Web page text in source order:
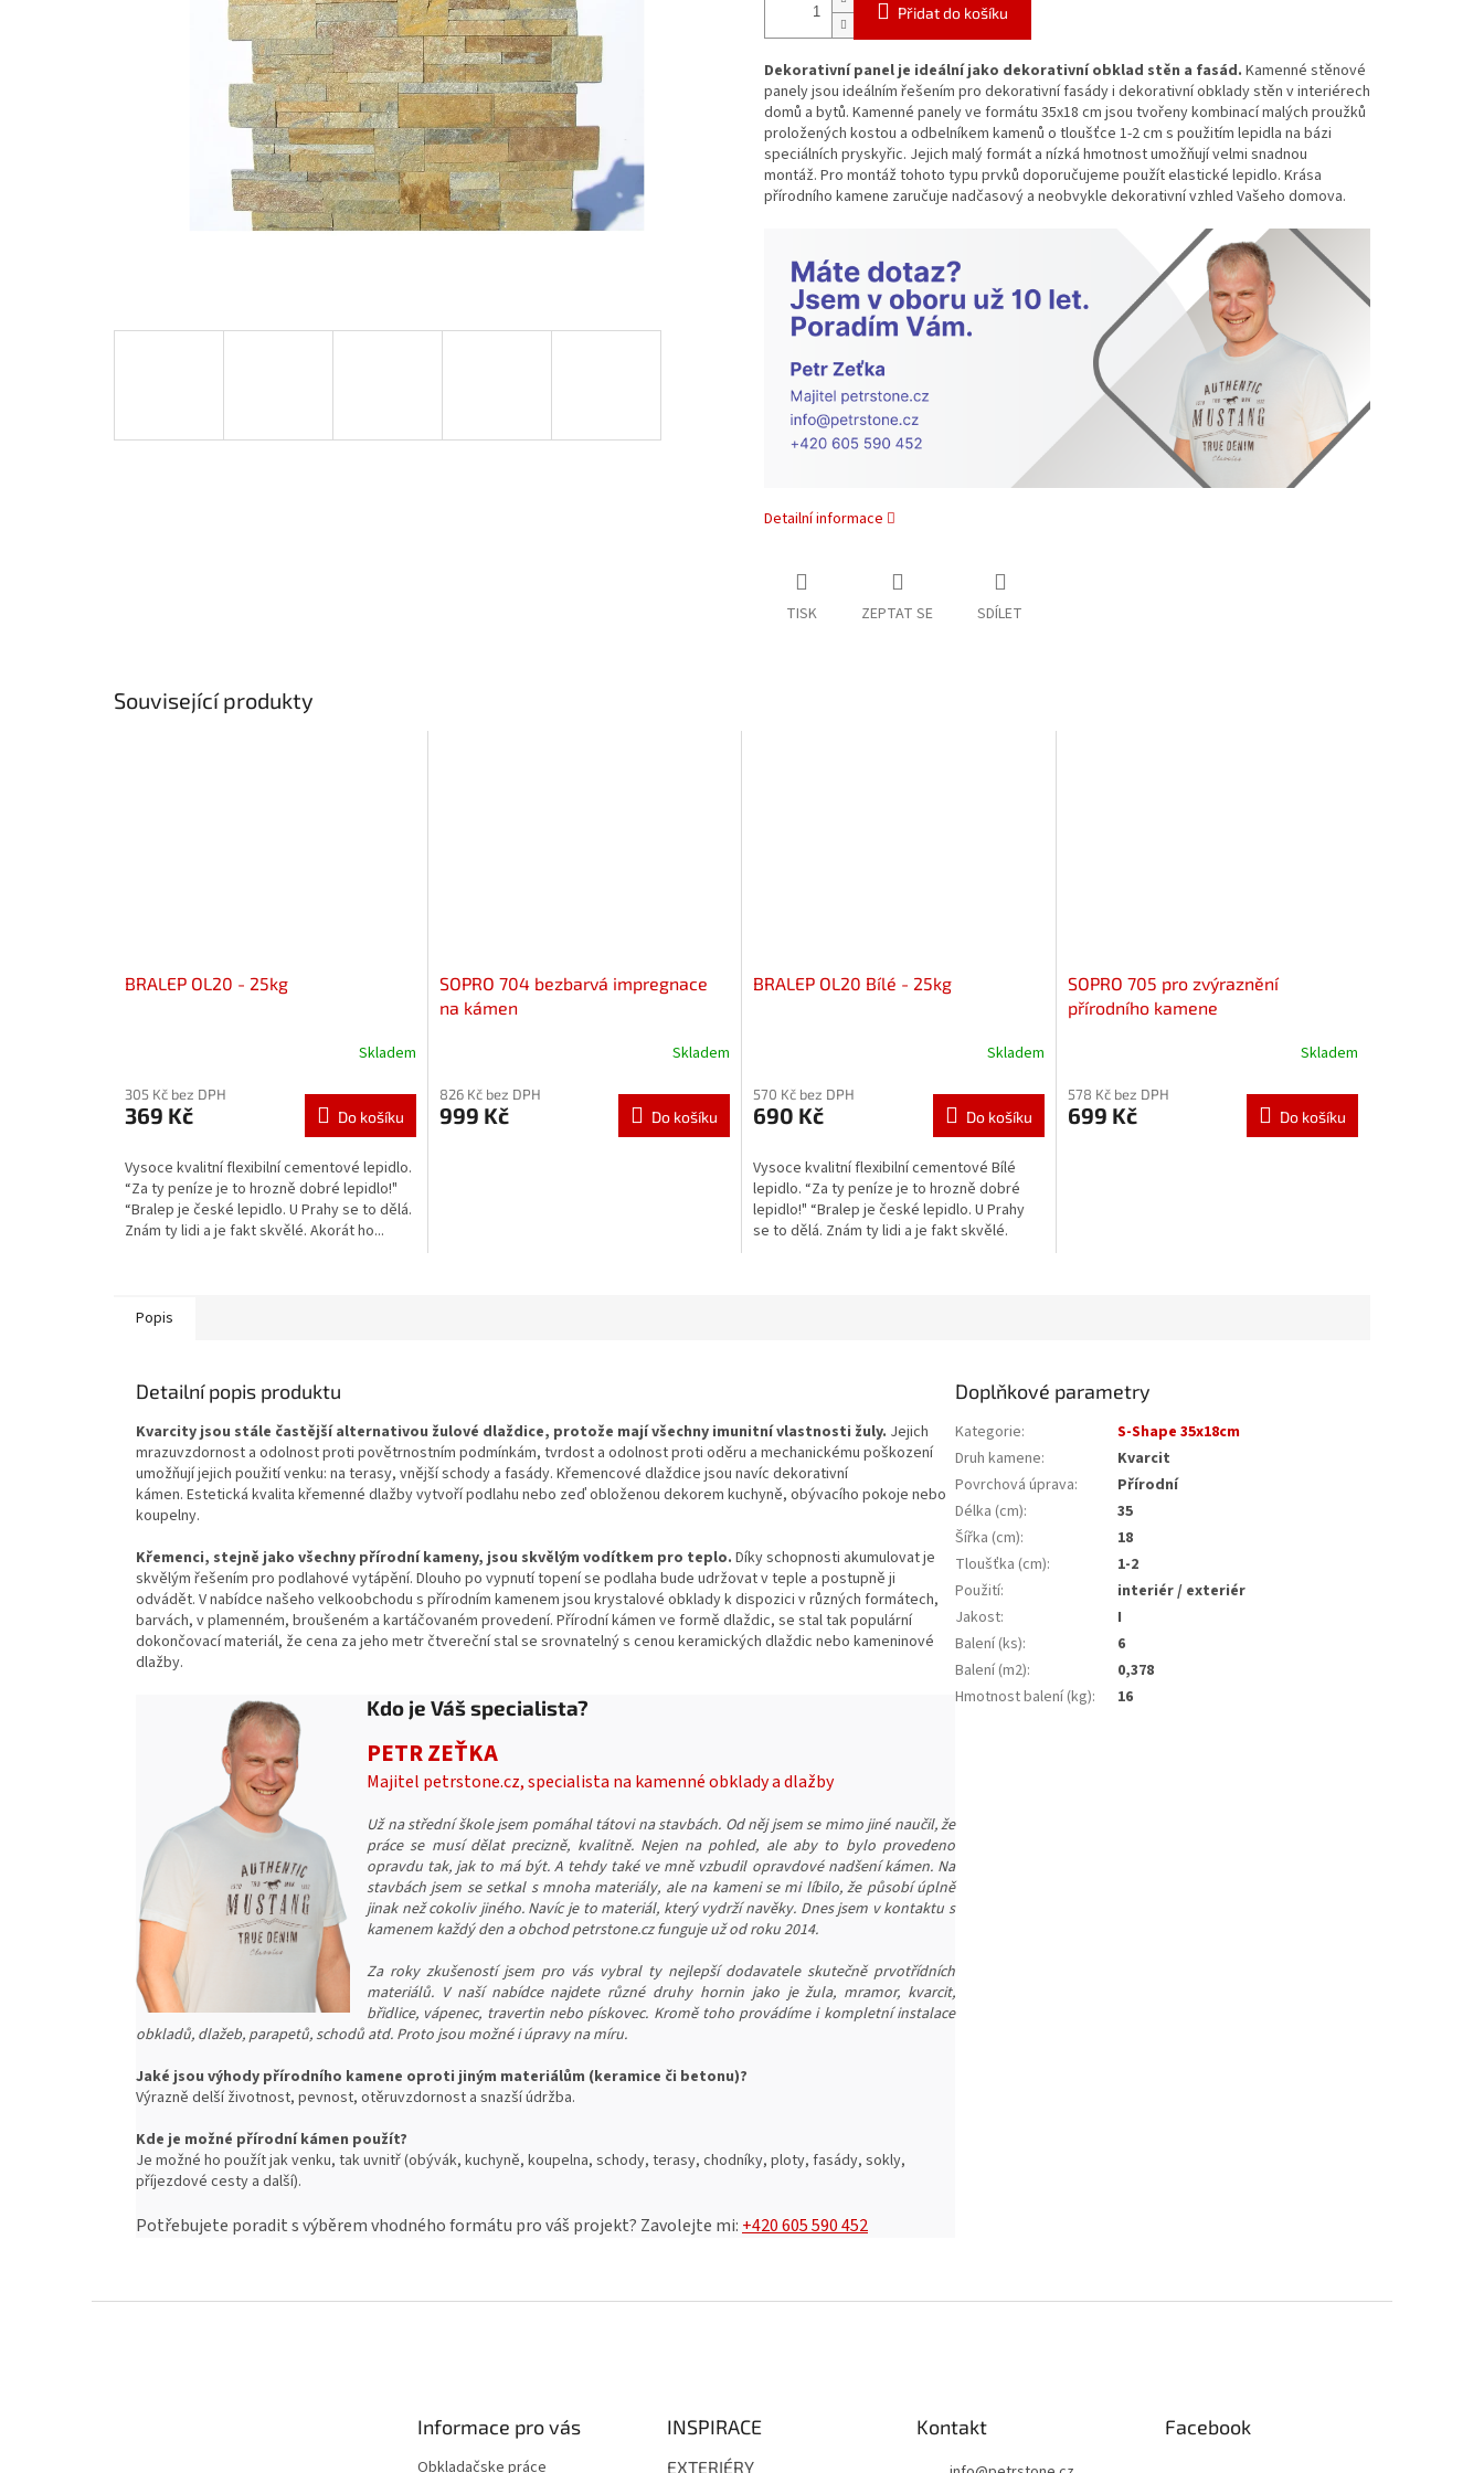
Přidat do košíku
Dekorativní panel je ideální jako dekorativní obklad stěn a fasád. Kamenné stěnové
panely jsou ideálním řešením pro dekorativní fasády i dekorativní obklady stěn v interiérech
domů a bytů. Kamenné panely ve formátu 35x18 cm jsou tvořeny kombinací malých proužků
proložených kostou a odbelníkem kamenů o tloušťce 1-2 cm s použitím lepidla na bázi
speciálních pryskyřic. Jejich malý formát a nízká hmotnost umožňují velmi snadnou
montáž. Pro montáž tohoto typu prvků doporučujeme použít elastické lepidlo. Krása
přírodního kamene zaručuje nadčasový a neobvykle dekorativní vzhled Vašeho domova.
Detailní informace
TISK ZEPTAT SE SDÍLET
Související produkty
BRALEP OL20 - 25kg
Skladem
305 Kč bez DPH
369 Kč Do košíku
Vysoce kvalitní flexibilní cementové lepidlo.
“Za ty peníze je to hrozně dobré lepidlo!"
“Bralep je české lepidlo. U Prahy se to dělá.
Znám ty lidi a je fakt skvělé. Akorát ho...
SOPRO 704 bezbarvá impregnace
na kámen
Skladem
826 Kč bez DPH
999 Kč Do košíku
BRALEP OL20 Bílé - 25kg
Skladem
570 Kč bez DPH
690 Kč Do košíku
Vysoce kvalitní flexibilní cementové Bílé
lepidlo. “Za ty peníze je to hrozně dobré
lepidlo!" “Bralep je české lepidlo. U Prahy
se to dělá. Znám ty lidi a je fakt skvělé.
SOPRO 705 pro zvýraznění
přírodního kamene
Skladem
578 Kč bez DPH
699 Kč Do košíku
Popis
Detailní popis produktu
Kvarcity jsou stále častější alternativou žulové dlaždice, protože mají všechny imunitní vlastnosti žuly. Jejich
mrazuvzdornost a odolnost proti povětrnostním podmínkám, tvrdost a odolnost proti oděru a mechanickému poškození
umožňují jejich použití venku: na terasy, vnější schody a fasády. Křemencové dlaždice jsou navíc dekorativní
kámen. Estetická kvalita křemenné dlažby vytvoří podlahu nebo zeď obloženou dekorem kuchyně, obývacího pokoje nebo
koupelny.
Křemenci, stejně jako všechny přírodní kameny, jsou skvělým vodítkem pro teplo. Díky schopnosti akumulovat je
skvělým řešením pro podlahové vytápění. Dlouho po vypnutí topení se podlaha bude udržovat v teple a postupně ji
odvádět. V nabídce našeho velkoobchodu s přírodním kamenem jsou krystalové obklady k dispozici v různých formátech,
barvách, v plamenném, broušeném a kartáčovaném provedení. Přírodní kámen ve formě dlaždic, se stal tak populární
dokončovací materiál, že cena za jeho metr čtvereční stal se srovnatelný s cenou keramických dlaždic nebo kameninové
dlažby.
Kdo je Váš specialista?
PETR ZEŤKA
Majitel petrstone.cz, specialista na kamenné obklady a dlažby
Už na střední škole jsem pomáhal tátovi na stavbách. Od něj jsem se mimo jiné naučil, že
práce se musí dělat precizně, kvalitně. Nejen na pohled, ale aby to bylo provedeno
opravdu tak, jak to má být. A tehdy také ve mně vzbudil opravdové nadšení kámen. Na
stavbách jsem se setkal s mnoha materiály, ale na kameni se mi líbilo, že působí úplně
jinak než cokoliv jiného. Navíc je to materiál, který vydrží navěky. Dnes jsem v kontaktu s
kamenem každý den a obchod petrstone.cz funguje už od roku 2014.
Za roky zkušeností jsem pro vás vybral ty nejlepší dodavatele skutečně prvotřídních
materiálů. V naší nabídce najdete různé druhy hornin jako je žula, mramor, kvarcit,
břidlice, vápenec, travertin nebo pískovec. Kromě toho provádíme i kompletní instalace
obkladů, dlažeb, parapetů, schodů atd. Proto jsou možné i úpravy na míru.
Jaké jsou výhody přírodního kamene oproti jiným materiálům (keramice či betonu)?
Výrazně delší životnost, pevnost, otěruvzdornost a snazší údržba.
Kde je možné přírodní kámen použít?
Je možné ho použít jak venku, tak uvnitř (obývák, kuchyně, koupelna, schody, terasy, chodníky, ploty, fasády, sokly,
příjezdové cesty a další).
Potřebujete poradit s výběrem vhodného formátu pro váš projekt? Zavolejte mi: +420 605 590 452
Doplňkové parametry
Kategorie:
S-Shape 35x18cm
Druh kamene:
Kvarcit
Povrchová úprava:
Přírodní
Délka (cm):
35
Šířka (cm):
18
Tloušťka (cm):
1-2
Použití:
interiér / exteriér
Jakost:
I
Balení (ks):
6
Balení (m2):
0,378
Hmotnost balení (kg): 16
Informace pro vás
Obkladačske práce
INSPIRACE
EXTERIÉRY
Kontakt Facebook